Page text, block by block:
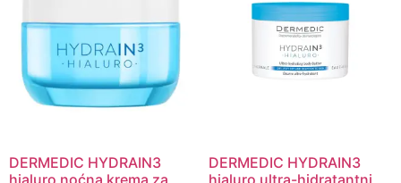
DERMEDIC HYDRAIN3
hialuro noćna krema za
DERMEDIC HYDRAIN3
hialuro ultra-hidratantni